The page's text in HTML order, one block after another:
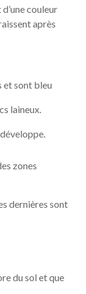
couleur
après
et sont bleu
laineux.
zones
dernières sont
du sol et que